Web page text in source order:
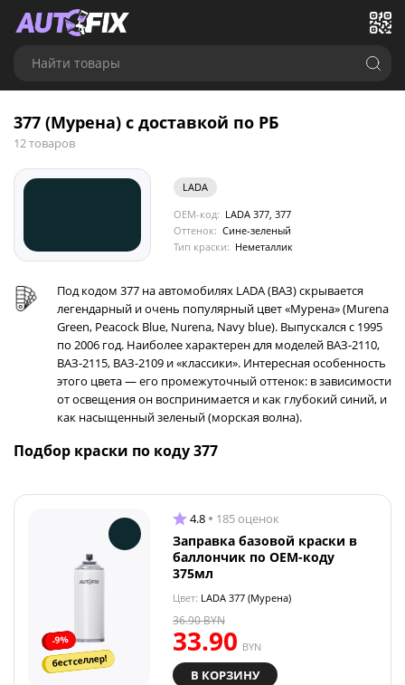
Найти товары
377 (Мурена) с доставкой по РБ
12 товаров
LADA
OEM-код: LADA 377, 377
Оттенок: Сине-зеленый
Тип краски: Неметаллик
Под кодом 377 на автомобилях LADA (ВАЗ) скрывается
легендарный и очень популярный цвет «Мурена» (Murena
Green, Peacock Blue, Nurena, Navy blue). Выпускался с 1995
по 2006 год. Наиболее характерен для моделей ВАЗ-2110,
ВАЗ-2115, ВАЗ-2109 и «классики». Интересная особенность
этого цвета — его промежуточный оттенок: в зависимости
от освещения он воспринимается и как глубокий синий, и
как насыщенный зеленый (морская волна).
Подбор краски по коду 377
-9%
бестселлер!
4.8 185 оценок
Заправка базовой краски в
баллончик по OEM-коду
375мл
Цвет: LADA 377 (Мурена)
33.90 BYN
36.90BYN
В КОРЗИНУ